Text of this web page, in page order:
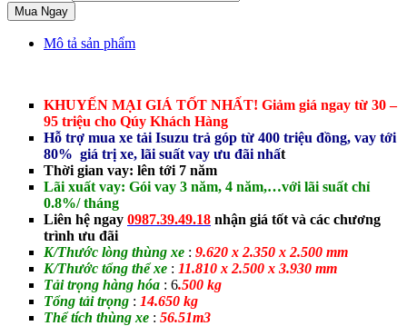
Mua Ngay
Mô tả sản phẩm
KHUYẾN MẠI GIÁ TỐT NHẤT! Giảm giá ngay từ 30 –
95 triệu cho Qúy Khách Hàng
Hỗ trợ mua xe tải Isuzu trả góp từ 400 triệu đồng, vay tới
80% giá trị xe, lãi suất vay ưu đãi nhất
Thời gian vay: lên tới 7 năm
Lãi xuất vay: Gói vay 3 năm, 4 năm,…với lãi suất chỉ
0.8%/ tháng
Liên hệ ngay 0987.39.49.18 nhận giá tốt và các chương
trình ưu đãi
K/Thước lòng thùng xe : 9.620 x 2.350 x 2.500 mm
K/Thước tổng thể xe : 11.810 x 2.500 x 3.930 mm
Tải trọng hàng hóa : 6.500 kg
Tổng tải trọng : 14.650 kg
Thể tích thùng xe : 56.51m3